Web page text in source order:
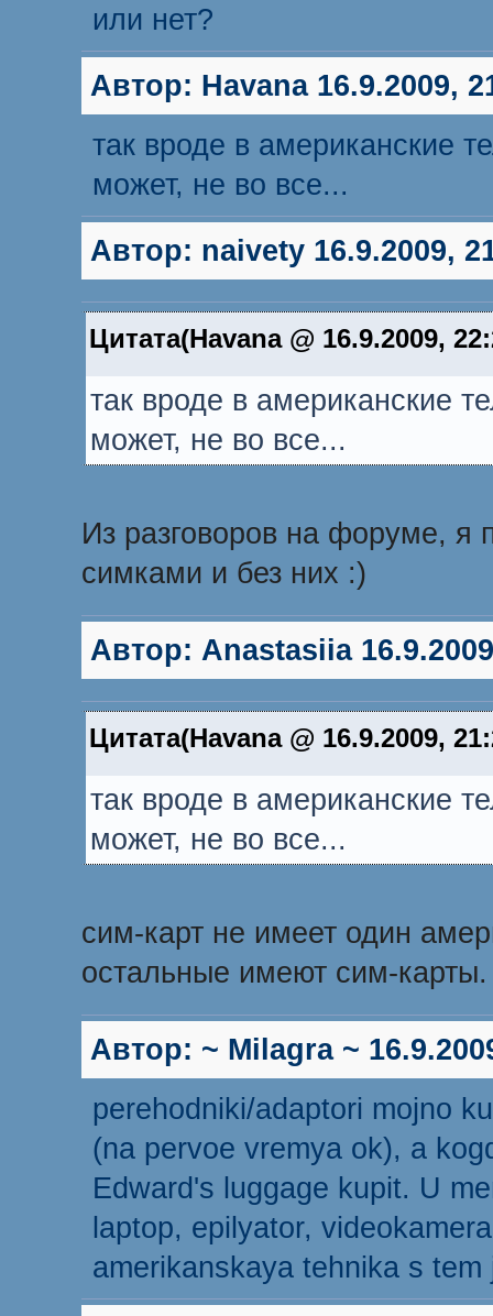
или нет?
Автор: Havana16.9.2009,
так вроде в американские
может, не во все...
Автор: naivety16.9.2009,
Цитата(Havana @ 16.9.2009,
так вроде в американские
может, не во все...
Из разговоров на форуме, я
симками и без них :)
Автор: Anastasiia
Цитата(Havana @ 16.9.2009,
так вроде в американские
может, не во все...
сим-карт не имеет один
остальные имеют сим-карты.
Автор: ~ Milagra ~
perehodniki/adaptori mojno
(na pervoe vremya ok), a
Edward's luggage kupit. U
laptop, epilyator,
amerikanskaya tehnika s